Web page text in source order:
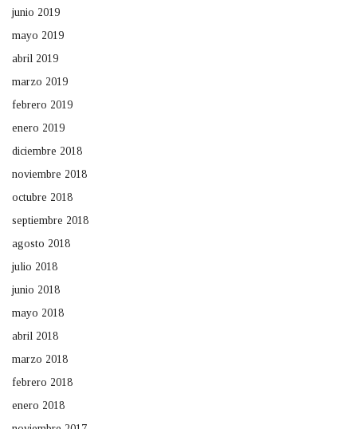
junio 2019
mayo 2019
abril 2019
marzo 2019
febrero 2019
enero 2019
diciembre 2018
noviembre 2018
octubre 2018
septiembre 2018
agosto 2018
julio 2018
junio 2018
mayo 2018
abril 2018
marzo 2018
febrero 2018
enero 2018